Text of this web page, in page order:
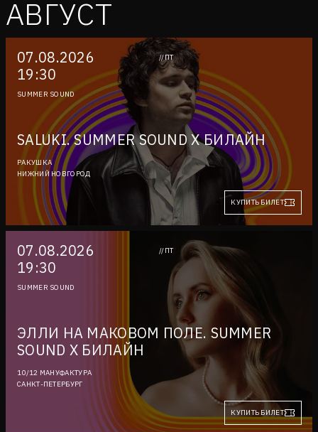
АВГУСТ
07.08.2026
19:30
//ПТ
SUMMER SOUND
SALUKI. SUMMER SOUND X БИЛАЙН
РАКУШКА
НИЖНИЙ НОВГОРОД
КУПИТЬ БИЛЕТ
07.08.2026
19:30
//ПТ
SUMMER SOUND
ЭЛЛИ НА МАКОВОМ ПОЛЕ. SUMMER
SOUND X БИЛАЙН
10/12 МАНУФАКТУРА
САНКТ-ПЕТЕРБУРГ
КУПИТЬ БИЛЕТ